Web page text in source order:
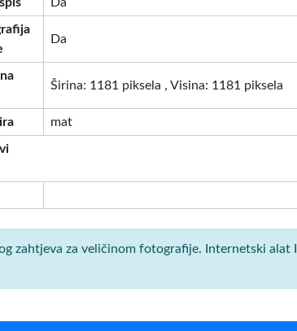
Da
Širina: 1181 piksela , Visina: 1181 piksela
mat
zahtjeva za veličinom fotografije. Internetski